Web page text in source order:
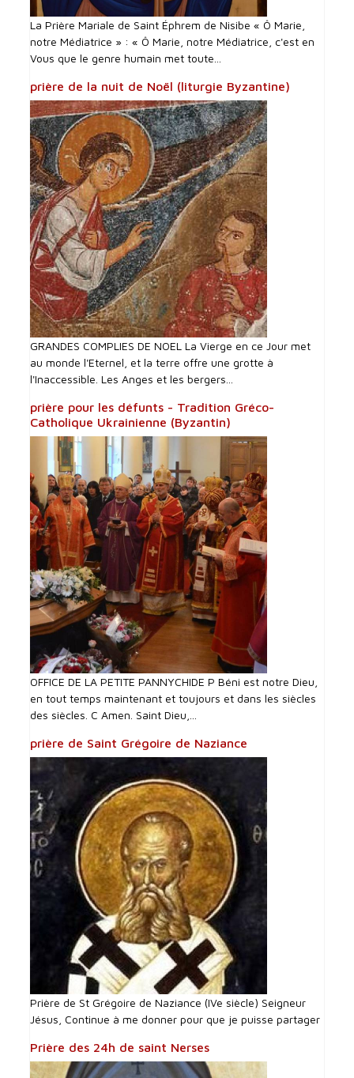
La Prière Mariale de Saint Éphrem de Nisibe « Ô Marie,
notre Médiatrice » : « Ô Marie, notre Médiatrice, c'est en
Vous que le genre humain met toute...
prière de la nuit de Noël (liturgie Byzantine)
GRANDES COMPLIES DE NOEL La Vierge en ce Jour met
au monde l'Eternel, et la terre offre une grotte à
l'Inaccessible. Les Anges et les bergers...
prière pour les défunts - Tradition Gréco-
Catholique Ukrainienne (Byzantin)
OFFICE DE LA PETITE PANNYCHIDE P Béni est notre Dieu,
en tout temps maintenant et toujours et dans les siècles
des siècles. C Amen. Saint Dieu,...
prière de Saint Grégoire de Naziance
Prière de St Grégoire de Naziance (IVe siècle) Seigneur
Jésus, Continue à me donner pour que je puisse partager
Prière des 24h de saint Nerses